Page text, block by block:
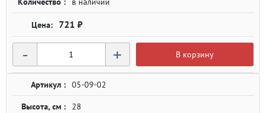
721 ₽
- + В корзину
Артикул : 05-09-02
Высота, см : 28